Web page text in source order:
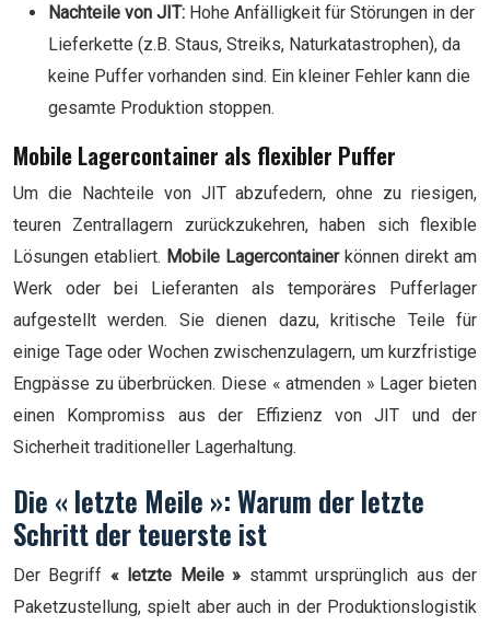
Nachteile von JIT: Hohe Anfälligkeit für Störungen in der
Lieferkette (z.B. Staus, Streiks, Naturkatastrophen), da
keine Puffer vorhanden sind. Ein kleiner Fehler kann die
gesamte Produktion stoppen.
Mobile Lagercontainer als flexibler Puffer
Um die Nachteile von JIT abzufedern, ohne zu riesigen,
teuren Zentrallagern zurückzukehren, haben sich flexible
Lösungen etabliert. Mobile Lagercontainerkönnen direkt am
Werk oder bei Lieferanten als temporäres Pufferlager
aufgestellt werden. Sie dienen dazu, kritische Teile für
einige Tage oder Wochen zwischenzulagern, um kurzfristige
Engpässe zu überbrücken. Diese « atmenden » Lager bieten
einen Kompromiss aus der Effizienz von JIT und der
Sicherheit traditioneller Lagerhaltung.
Die « letzte Meile »: Warum der letzte
Schritt der teuerste ist
Der Begriff « letzte Meile » stammt ursprünglich aus der
Paketzustellung, spielt aber auch in der Produktionslogistik